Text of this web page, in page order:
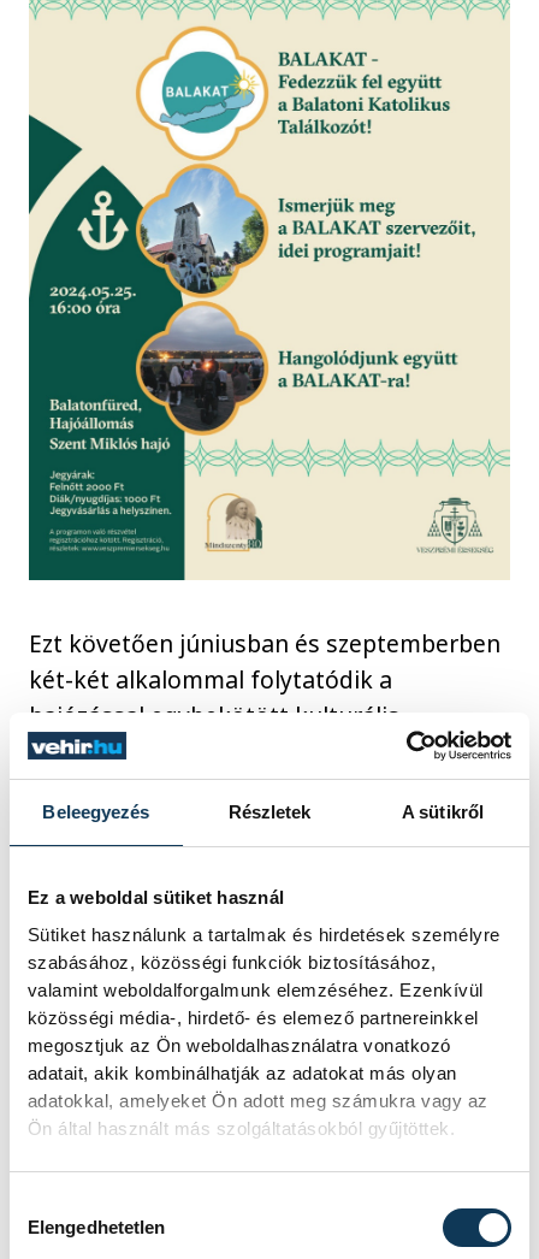
Beleegyezés Részletek A sütikről
Ez a weboldal sütiket használ
Sütiket használunk a tartalmak és hirdetések személyre
szabásához, közösségi funkciók biztosításához,
valamint weboldalforgalmunk elemzéséhez. Ezenkívül
közösségi média-, hirdető- és elemező partnereinkkel
megosztjuk az Ön weboldalhasználatra vonatkozó
adatait, akik kombinálhatják az adatokat más olyan
adatokkal, amelyeket Ön adott meg számukra vagy az
Ön által használt más szolgáltatásokból gyűjtöttek.
Elengedhetetlen
Ezt követően júniusban és szeptemberben
két-két alkalommal folytatódik a
hajózással egybekötött kulturális
esemény. A szeptemberi programok az Ars
Sacra Fesztiválhoz is kapcsolódnak.
kötött. A regisztrálók között, minden
hajóút alkalmával egy, a zalaegerszegi
Mindszentyneumba szóló családi belépőt
sorsol ki az érsekség.
Jegyvásárlás a helyszínen. Részletek,
regisztráció: www.veszpremiersekseg.hu
kultúra